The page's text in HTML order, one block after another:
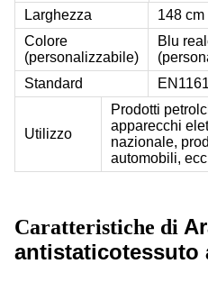
Larghezza
148 cm
Colore
(personalizzabile)
Blu
Standard
Utilizzo
Prodotti
apparecchi
nazionale,
automobili,
Caratteristiche di
antistaticotessuto